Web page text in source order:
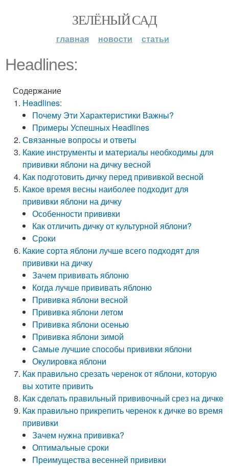
ЗЕЛЁНЫЙ САД
главная новости статьи
Headlines:
Содержание
Headlines:
Почему Эти Характеристики Важны?
Примеры Успешных Headlines
Связанные вопросы и ответы
Какие инструменты и материалы необходимы для
прививки яблони на дичку весной
Как подготовить дичку перед прививкой весной
Какое время весны наиболее подходит для
прививки яблони на дичку
Особенности прививки
Как отличить дичку от культурной яблони?
Сроки
Какие сорта яблони лучше всего подходят для
прививки на дичку
Зачем прививать яблоню
Когда лучше прививать яблоню
Прививка яблони весной
Прививка яблони летом
Прививка яблони осенью
Прививка яблони зимой
Самые лучшие способы прививки яблони
Окулировка яблони
Как правильно срезать черенок от яблони, которую
вы хотите привить
Как сделать правильный прививочный срез на дичке
Как правильно прикрепить черенок к дичке во время
прививки
Зачем нужна прививка?
Оптимальные сроки
Преимущества весенней прививки